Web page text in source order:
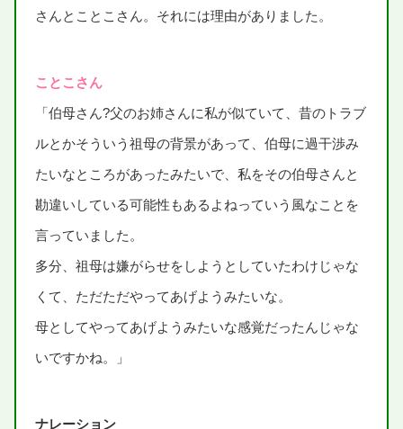
さんとことこさん。それには理由がありました。
ことこさん
「伯母さん?父のお姉さんに私が似ていて、 昔のトラブ
ルとかそういう 祖母の背景があって、 伯母に過干渉み
たいなところがあったみたいで、 私をその伯母さんと
勘違いしている可能性 もあるよねっていう 風なことを
言っていました。
多分
祖母は嫌がらせをしようとしていたわけじゃな
くて、ただただやってあげようみたいな。
母としてやってあげようみたいな感覚だったんじゃな
いですかね。」
ナレーション